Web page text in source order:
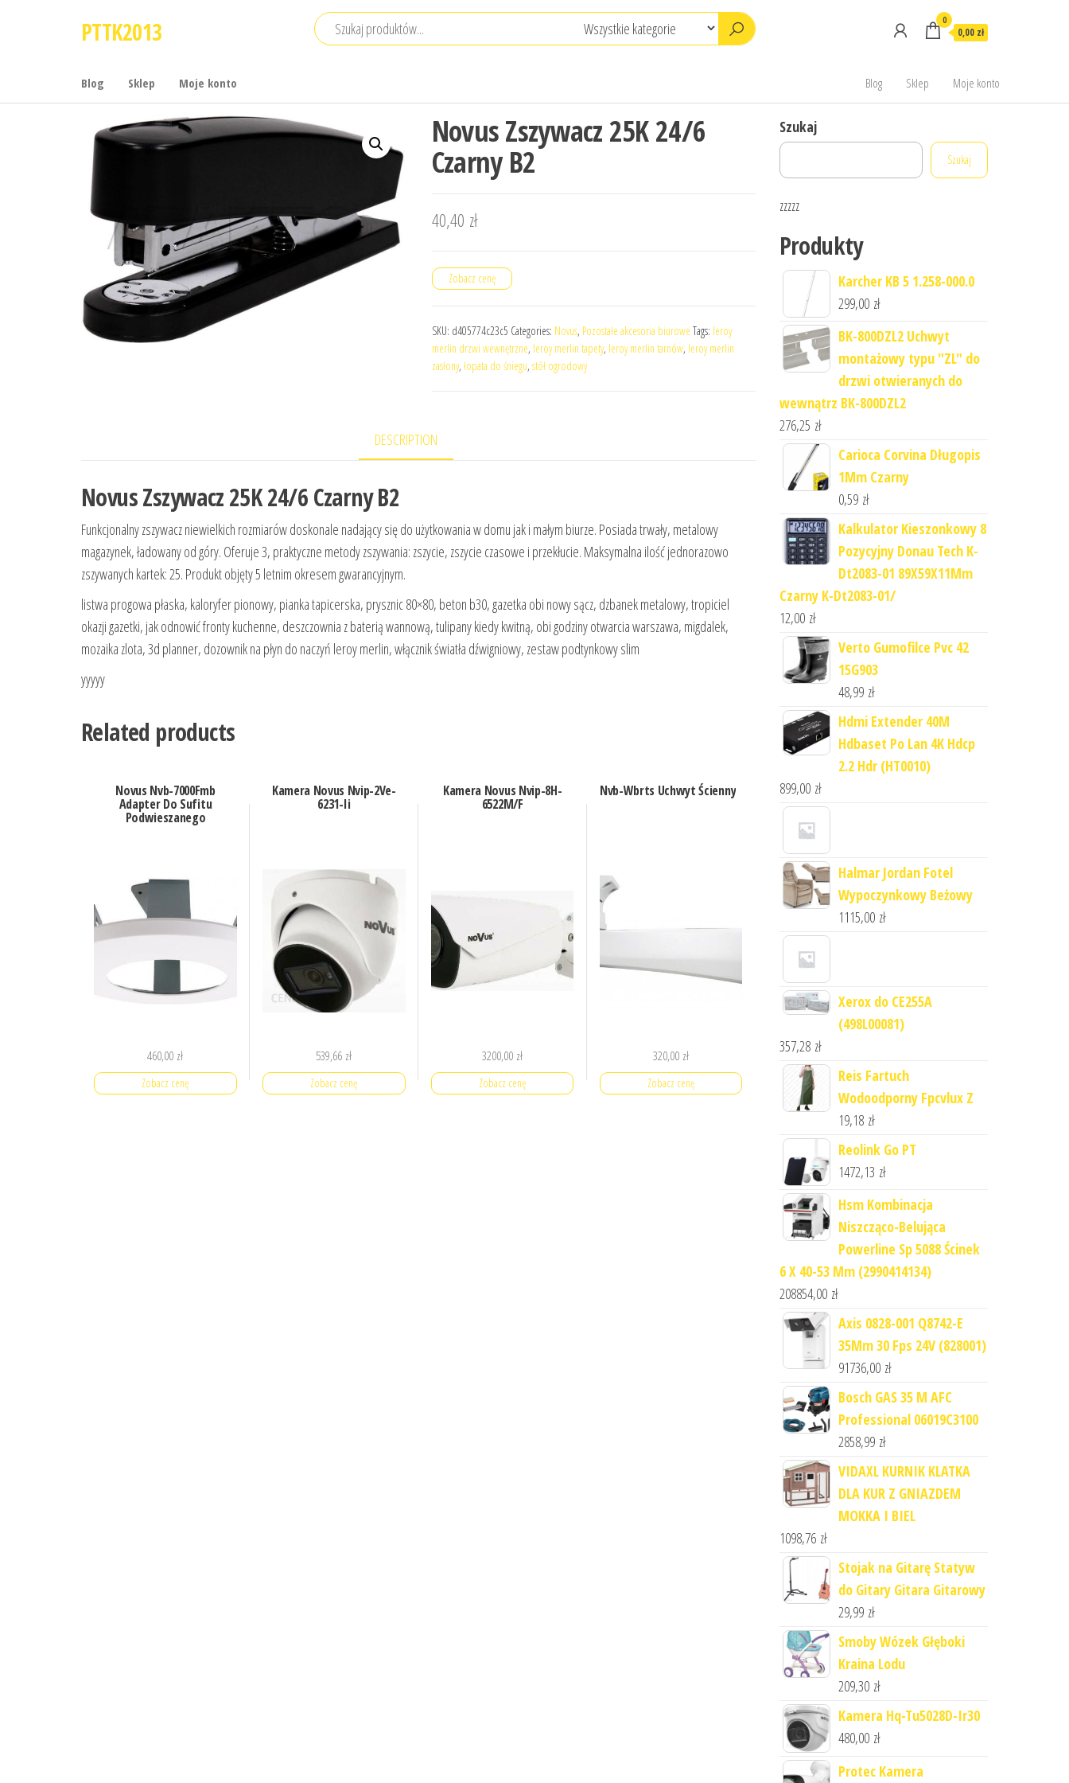
PTTK2013 0
0,00 zł
Blog Sklep Moje konto Blog Sklep Moje konto
Novus Zszywacz 25K 24/6
Czarny B2
40,40 zł
Zobacz cenę
SKU: d405774c23c5 Categories: Novus, Pozostałe akcesoria biurowe Tags: leroy
merlin drzwi wewnętrzne, leroy merlin tapety, leroy merlin tarnów, leroy merlin
zasłony, łopata do śniegu, stół ogrodowy
DESCRIPTION
Novus Zszywacz 25K 24/6 Czarny B2
Funkcjonalny zszywacz niewielkich rozmiarów doskonale nadający się do użytkowania w domu jak i małym biurze. Posiada trwały, metalowy
magazynek, ładowany od góry. Oferuje 3, praktyczne metody zszywania: zszycie, zszycie czasowe i przekłucie. Maksymalna ilość jednorazowo
zszywanych kartek: 25. Produkt objęty 5 letnim okresem gwarancyjnym.
listwa progowa płaska, kaloryfer pionowy, pianka tapicerska, prysznic 80×80, beton b30, gazetka obi nowy sącz, dzbanek metalowy, tropiciel
okazji gazetki, jak odnowić fronty kuchenne, deszczownia z baterią wannową, tulipany kiedy kwitną, obi godziny otwarcia warszawa, migdalek,
mozaika zlota, 3d planner, dozownik na płyn do naczyń leroy merlin, włącznik światła dźwigniowy, zestaw podtynkowy slim
yyyyy
Related products
Novus Nvb-7000Fmb
Adapter Do Sufitu
Podwieszanego
460,00 zł
Zobacz cenę
Kamera Novus Nvip-2Ve-
6231-Ii
539,66 zł
Zobacz cenę
Kamera Novus Nvip-8H-
6522M/F
3200,00 zł
Zobacz cenę
Nvb-Wbrts Uchwyt Ścienny
320,00 zł
Zobacz cenę
Szukaj
Szukaj
zzzzz
Produkty
Karcher KB 5 1.258-000.0
299,00 zł
BK-800DZL2 Uchwyt
montażowy typu "ZL" do
drzwi otwieranych do
wewnątrz BK-800DZL2
276,25 zł
Carioca Corvina Długopis
1Mm Czarny
0,59 zł
Kalkulator Kieszonkowy 8
Pozycyjny Donau Tech K-
Dt2083-01 89X59X11Mm
Czarny K-Dt2083-01/
12,00 zł
Verto Gumofilce Pvc 42
15G903
48,99 zł
Hdmi Extender 40M
Hdbaset Po Lan 4K Hdcp
2.2 Hdr (HT0010)
899,00 zł
Halmar Jordan Fotel
Wypoczynkowy Beżowy
1115,00 zł
Xerox do CE255A
(498L00081)
357,28 zł
Reis Fartuch
Wodoodporny Fpcvlux Z
19,18 zł
Reolink Go PT
1472,13 zł
Hsm Kombinacja
Niszcząco-Belująca
Powerline Sp 5088 Ścinek
6 X 40-53 Mm (2990414134)
208854,00 zł
Axis 0828-001 Q8742-E
35Mm 30 Fps 24V (828001)
91736,00 zł
Bosch GAS 35 M AFC
Professional 06019C3100
2858,99 zł
VIDAXL KURNIK KLATKA
DLA KUR Z GNIAZDEM
MOKKA I BIEL
1098,76 zł
Stojak na Gitarę Statyw
do Gitary Gitara Gitarowy
29,99 zł
Smoby Wózek Głęboki
Kraina Lodu
209,30 zł
Kamera Hq-Tu5028D-Ir30
480,00 zł
Protec Kamera